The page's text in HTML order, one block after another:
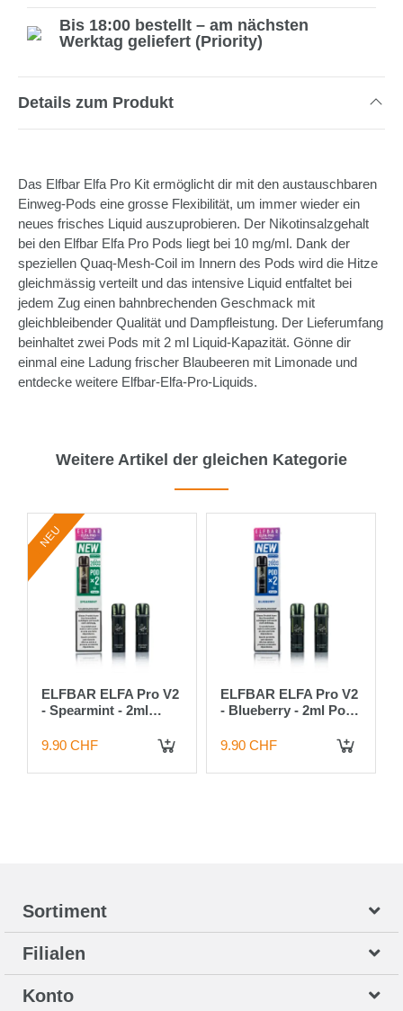
Bis 18:00 bestellt – am nächsten
Werktag geliefert (Priority)
Details zum Produkt
Das Elfbar Elfa Pro Kit ermöglicht dir mit den austauschbaren
Einweg-Pods eine grosse Flexibilität, um immer wieder ein
neues frisches Liquid auszuprobieren. Der Nikotinsalzgehalt
bei den Elfbar Elfa Pro Pods liegt bei 10 mg/ml. Dank der
speziellen Quaq-Mesh-Coil im Innern des Pods wird die Hitze
gleichmässig verteilt und das intensive Liquid entfaltet bei
jedem Zug einen bahnbrechenden Geschmack mit
gleichbleibender Qualität und Dampfleistung. Der Lieferumfang
beinhaltet zwei Pods mit 2 ml Liquid-Kapazität. Gönne dir
einmal eine Ladung frischer Blaubeeren mit Limonade und
entdecke weitere Elfbar-Elfa-Pro-Liquids.
Weitere Artikel der gleichen Kategorie
NEU
ELFBAR ELFA Pro V2
- Spearmint - 2ml
9.90 CHF
ELFBAR ELFA Pro V2
- Blueberry - 2ml Pods
9.90 CHF
Sortiment
Filialen
Konto